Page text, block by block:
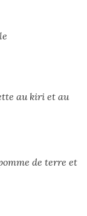
au kiri et au
de terre et